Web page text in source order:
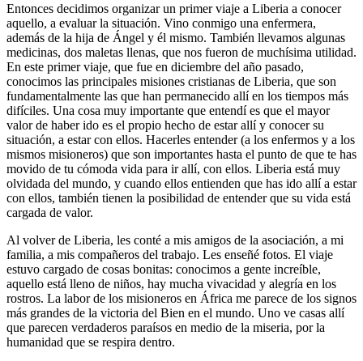
Entonces decidimos organizar un primer viaje a Liberia a conocer
aquello, a evaluar la situación. Vino conmigo una enfermera,
además de la hija de Ángel y él mismo. También llevamos algunas
medicinas, dos maletas llenas, que nos fueron de muchísima utilidad.
En este primer viaje, que fue en diciembre del año pasado,
conocimos las principales misiones cristianas de Liberia, que son
fundamentalmente las que han permanecido allí en los tiempos más
difíciles. Una cosa muy importante que entendí es que el mayor
valor de haber ido es el propio hecho de estar allí y conocer su
situación, a estar con ellos. Hacerles entender (a los enfermos y a los
mismos misioneros) que son importantes hasta el punto de que te has
movido de tu cómoda vida para ir allí, con ellos. Liberia está muy
olvidada del mundo, y cuando ellos entienden que has ido allí a estar
con ellos, también tienen la posibilidad de entender que su vida está
cargada de valor.
Al volver de Liberia, les conté a mis amigos de la asociación, a mi
familia, a mis compañeros del trabajo. Les enseñé fotos. El viaje
estuvo cargado de cosas bonitas: conocimos a gente increíble,
aquello está lleno de niños, hay mucha vivacidad y alegría en los
rostros. La labor de los misioneros en África me parece de los signos
más grandes de la victoria del Bien en el mundo. Uno ve casas allí
que parecen verdaderos paraísos en medio de la miseria, por la
humanidad que se respira dentro.